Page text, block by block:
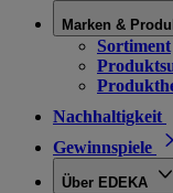
Marken &
Sortiment
Nachhaltigkeit
Gewinnspiele
Über EDEKA